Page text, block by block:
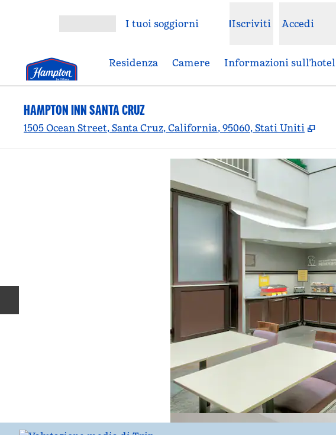
I tuoi soggiorni Iscriviti Accedi
Residenza Camere Informazioni sull’hotel
HAMPTON INN SANTA CRUZ
1505 Ocean Street, Santa Cruz, California, 95060, Stati Uniti ,